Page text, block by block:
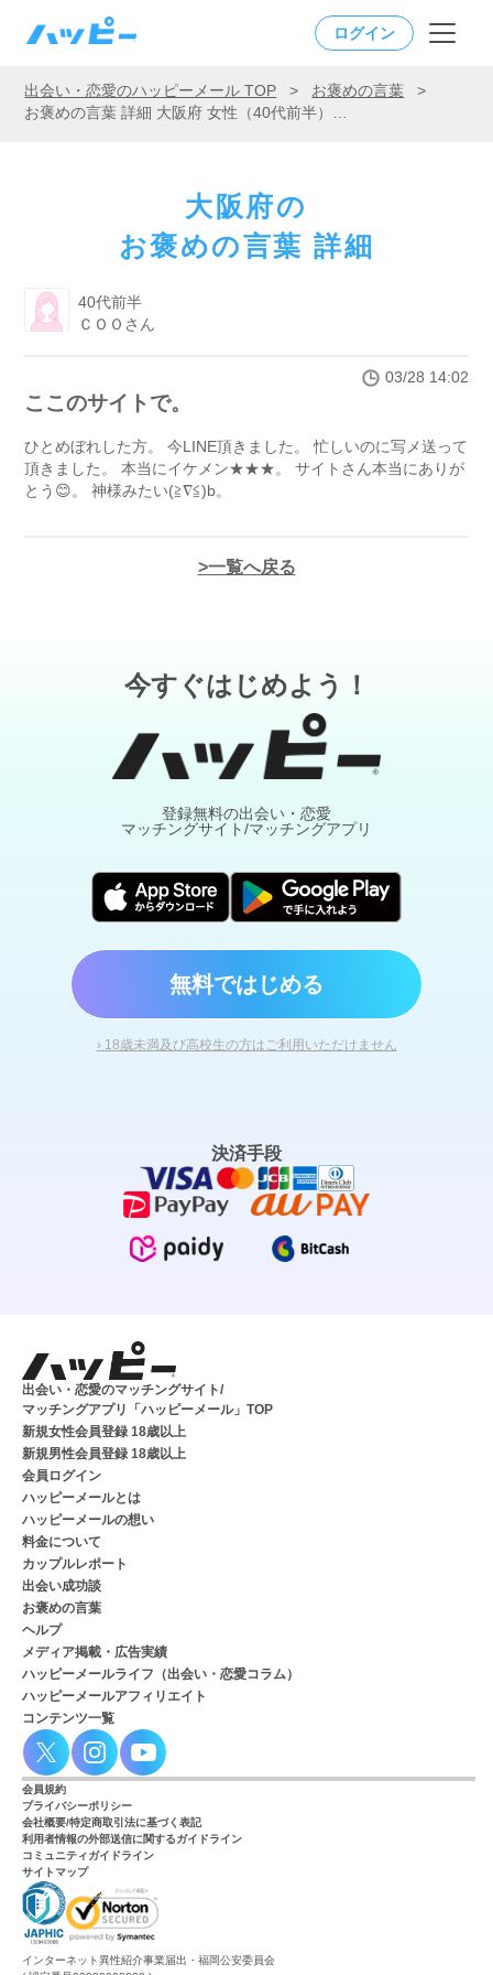
ログイン
出会い・恋愛のハッピーメール TOP > お褒めの言葉
>
大阪府の
お褒めの言葉 詳細
40代前半
ＣＯＯさん
03/28 14:02
ここのサイトで。
ひとめぼれした方。 今LINE頂きました。 忙しいのに写メ送って
頂きました。 本当にイケメン★★★。 サイトさん本当にありが
とう😊。 神様みたい(≧∇≦)b。
一覧へ戻る
今すぐはじめよう！
登録無料の出会い・恋愛
マッチングサイト/マッチングアプリ
無料ではじめる
› 18歳未満及び高校生の方はご利用いただけません
決済手段
出会い・恋愛のマッチングサイト/
マッチングアプリ「ハッピーメール」TOP
新規女性会員登録 18歳以上
新規男性会員登録 18歳以上
会員ログイン
ハッピーメールとは
ハッピーメールの想い
料金について
カップルレポート
出会い成功談
お褒めの言葉
ヘルプ
メディア掲載・広告実績
ハッピーメールライフ（出会い・恋愛コラム）
ハッピーメールアフィリエイト
コンテンツ一覧
会員規約
プライバシーポリシー
会社概要/特定商取引法に基づく表記
利用者情報の外部送信に関するガイドライン
コミュニティガイドライン
サイトマップ
インターネット異性紹介事業届出・福岡公安委員会